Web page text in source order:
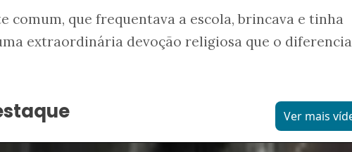
comum, que frequentava a escola, brincava e tinha
extraordinária devoção religiosa que o
Ver mais